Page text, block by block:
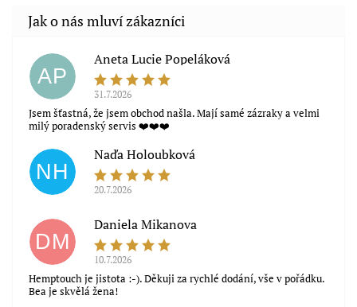
AP
Aneta Lucie Popeláková
31.7.2026
Jsem šťastná, že jsem obchod našla. Mají samé zázraky a velmi
milý poradenský servis ❤️❤️❤️
NH
Naďa Holoubková
20.7.2026
DM
Daniela Mikanova
10.7.2026
Hemptouch je jistota :-). Děkuji za rychlé dodání, vše v pořádku.
Bea je skvělá žena!